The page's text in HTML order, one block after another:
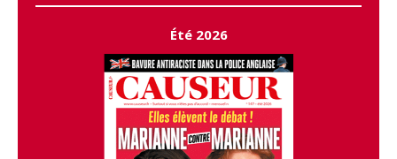
Été 2026